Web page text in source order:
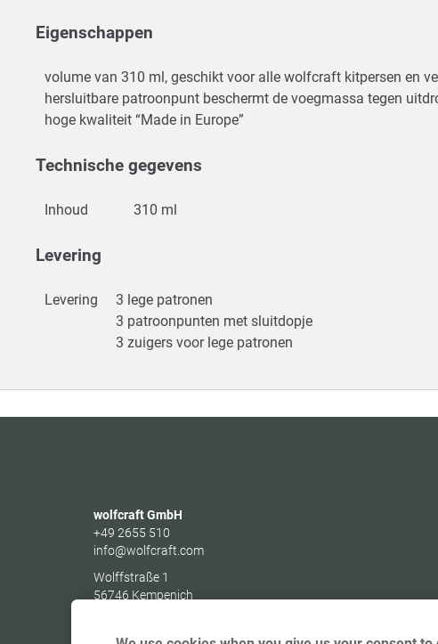
Eigenschappen
volume van 310 ml, geschikt voor alle wolfcraft kitpersen en
hersluitbare patroonpunt beschermt de voegmassa tegen
hoge kwaliteit “Made in Europe”
Technische gegevens
Inhoud 310 ml
Levering
Levering
3 lege patronen
3 patroonpunten met sluitdopje
3 zuigers voor lege patronen
wolfcraft GmbH
+49 2655 510
info@wolfcraft.com
Wolffstraße 1
56746 Kempenich